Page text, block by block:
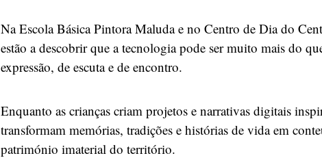
Na Escola Básica Pintora Maluda e no Centro de Dia do
estão a descobrir que a tecnologia pode ser muito mais do
expressão, de escuta e de encontro.
Enquanto as crianças criam projetos e narrativas digitais
transformam memórias, tradições e histórias de vida em
património imaterial do território.